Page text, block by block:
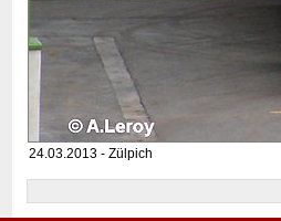
24.03.2013 - Zülpich